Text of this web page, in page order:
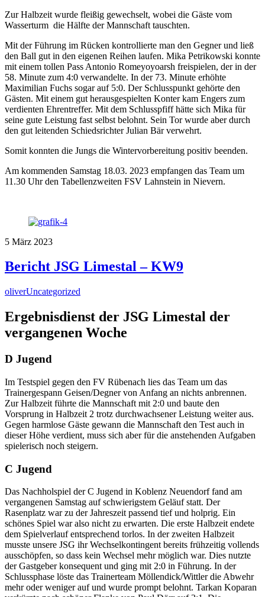
Zur Halbzeit wurde fleißig gewechselt, wobei die Gäste vom
Wasserturm die Hälfte der Mannschaft tauschten.
Mit der Führung im Rücken kontrollierte man den Gegner und ließ
den Ball gut in den eigenen Reihen laufen. Mika Petrikowski konnte
mit einem tollen Pass Antonio Romeyoyoarsh freispielen, der in der
58. Minute zum 4:0 verwandelte. In der 73. Minute erhöhte
Maximilian Fuchs sogar auf 5:0. Der Schlusspunkt gehörte den
Gästen. Mit einem gut herausgespielten Konter kam Engers zum
verdienten Ehrentreffer. Mit dem Schlusspfiff hätte sich Mika für
seine gute Leistung fast selbst belohnt. Sein Tor wurde aber durch
den gut leitenden Schiedsrichter Julian Bär verwehrt.
Somit konnten die Jungs die Wintervorbereitung positiv beenden.
Am kommenden Samstag 18.03. 2023 empfangen das Team um
11.30 Uhr den Tabellenzweiten FSV Lahnstein in Nievern.
5 März 2023
Bericht JSG Limestal – KW9
oliverUncategorized
Ergebnisdienst der JSG Limestal der
vergangenen Woche
D Jugend
Im Testspiel gegen den FV Rübenach lies das Team um das
Trainergespann Geisen/Degner von Anfang an nichts anbrennen.
Zur Halbzeit führte die Mannschaft mit 2:0 und baute den
Vorsprung in Halbzeit 2 trotz durchwachsener Leistung weiter aus.
Gegen harmlose Gäste gewann die Mannschaft den Test auch in
dieser Höhe verdient, muss sich aber für die anstehenden Aufgaben
spielerisch noch steigern.
C Jugend
Das Nachholspiel der C Jugend in Koblenz Neuendorf fand am
vergangenen Samstag auf schwierigstem Geläuf statt. Der
Rasenplatz war zu der Jahreszeit passend tief und holprig. Ein
schönes Spiel war also nicht zu erwarten. Die erste Halbzeit endete
dem Spielverlauf entsprechend torlos. In der zweiten Halbzeit
musste unsere JSG ihr Wechselkontingent bereits frühzeitig vollends
ausschöpfen, so dass kein Wechsel mehr möglich war. Dies nutzte
der Gastgeber konsequent und ging mit 2:0 in Führung. In der
Schlussphase löste das Trainerteam Möllendick/Wittler die Abwehr
mehr oder weniger auf und wurde prompt belohnt. Tarkan Koparan